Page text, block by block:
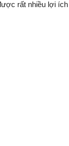
rất nhiều lợi ích